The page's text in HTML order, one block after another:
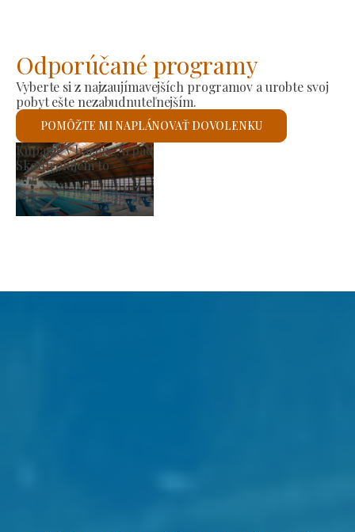
Odporúčané programy
Vyberte si z najzaujímavejších programov a urobte svoj
pobyt ešte nezabudnuteľnejším.
POMÔŽTE MI NAPLÁNOVAŤ DOVOLENKU
Rímskokatolícky kostol svätého Lászlóa
Skontrolujem to